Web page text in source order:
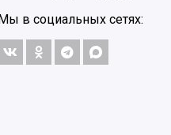
в социальных сетях: